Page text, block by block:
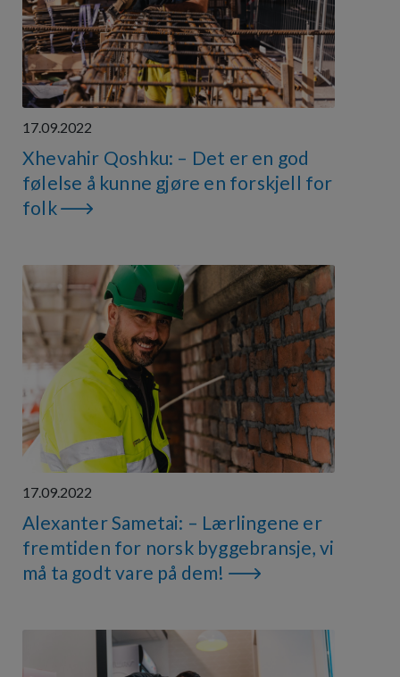
17.09.2022
Xhevahir Qoshku: – Det er en god
følelse å kunne gjøre en forskjell for
folk
17.09.2022
Alexanter Sametai: – Lærlingene er
fremtiden for norsk byggebransje, vi
må ta godt vare på dem!